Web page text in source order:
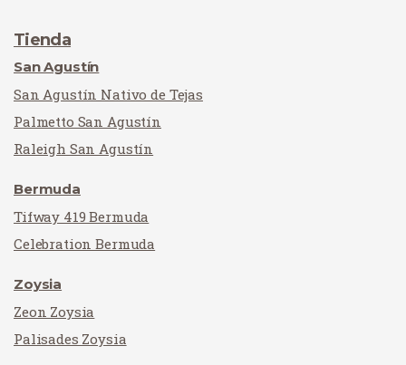
Tienda
San Agustín
San Agustín Nativo de Tejas
Palmetto San Agustín
Raleigh San Agustín
Bermuda
Tifway 419 Bermuda
Celebration Bermuda
Zoysia
Zeon Zoysia
Palisades Zoysia